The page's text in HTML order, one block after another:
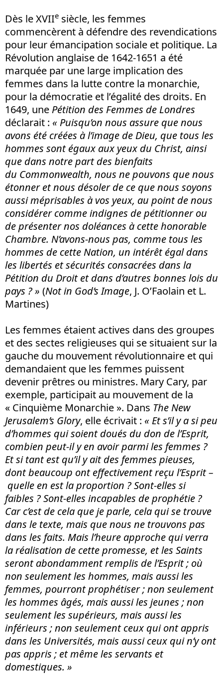
Dès le XVIIe siècle, les femmes
commencèrent à défendre des revendications
pour leur émancipation sociale et politique. La
Révolution anglaise de 1642-1651 a été
marquée par une large implication des
femmes dans la lutte contre la monarchie,
pour la démocratie et l’égalité des droits. En
1649, une Pétition des Femmes de Londres
déclarait : « Puisqu’on nous assure que nous
avons été créées à l’image de Dieu, que tous les
hommes sont égaux aux yeux du Christ, ainsi
que dans notre part des bienfaits
du Commonwealth, nous ne pouvons que nous
étonner et nous désoler de ce que nous soyons
aussi méprisables à vos yeux, au point de nous
considérer comme indignes de pétitionner ou
de présenter nos doléances à cette honorable
Chambre. N’avons-nous pas, comme tous les
hommes de cette Nation, un intérêt égal dans
les libertés et sécurités consacrées dans la
Pétition du Droit et dans d’autres bonnes lois du
pays ? » (Not in God’s Image, J. O’Faolain et L.
Martines)
Les femmes étaient actives dans des groupes
et des sectes religieuses qui se situaient sur la
gauche du mouvement révolutionnaire et qui
demandaient que les femmes puissent
devenir prêtres ou ministres. Mary Cary, par
exemple, participait au mouvement de la
« Cinquième Monarchie ». Dans The New
Jerusalem’s Glory, elle écrivait : « Et s’il y a si peu
d’hommes qui soient doués du don de l’Esprit,
combien peut-il y en avoir parmi les femmes ?
Et si tant est qu’il y ait des femmes pieuses,
dont beaucoup ont effectivement reçu l’Esprit –
quelle en est la proportion ? Sont-elles si
faibles ? Sont-elles incapables de prophétie ?
Car c’est de cela que je parle, cela qui se trouve
dans le texte, mais que nous ne trouvons pas
dans les faits. Mais l’heure approche qui verra
la réalisation de cette promesse, et les Saints
seront abondamment remplis de l’Esprit ; où
non seulement les hommes, mais aussi les
femmes, pourront prophétiser ; non seulement
les hommes âgés, mais aussi les jeunes ; non
seulement les supérieurs, mais aussi les
inférieurs ; non seulement ceux qui ont appris
dans les Universités, mais aussi ceux qui n’y ont
pas appris ; et même les servants et
domestiques. »